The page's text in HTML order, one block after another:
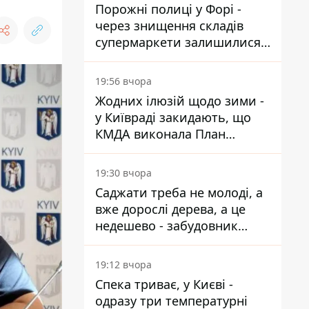
Порожні полиці у Форі -
через знищення складів
супермаркети залишилися
без асортименту
19:56 вчора
Жодних ілюзій щодо зими -
у Київраді закидають, що
КМДА виконала План
стійкості на 20%
19:30 вчора
Саджати треба не молоді, а
вже дорослі дерева, а це
недешево - забудовник
Ніконов
19:12 вчора
Спека триває, у Києві -
одразу три температурні